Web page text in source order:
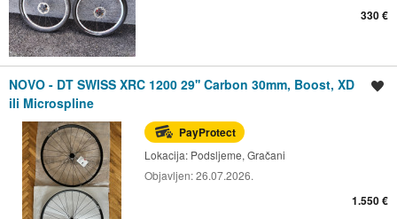
330 €
NOVO - DT SWISS XRC 1200 29'' Carbon 30mm, Boost, XD
ili Microspline
PayProtect
Lokacija: Podsljeme, Gračani
Objavljen:26.07.2026.
1.550 €